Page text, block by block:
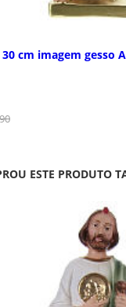
30 cm imagem gesso
ESTE PRODUTO